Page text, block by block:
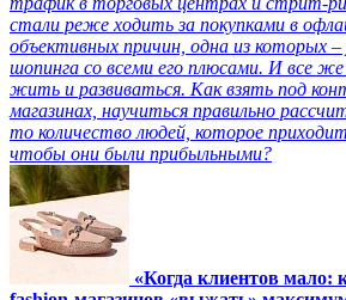
стали реже ходить за покупками в
объективных причин, одна из которых
шопинга со всеми его плюсами. И все
жить и развиваться. Как взять под
магазинах, научиться правильно
то количество людей, которое
чтобы они были прибыльными?
«Когда клиентов мало: